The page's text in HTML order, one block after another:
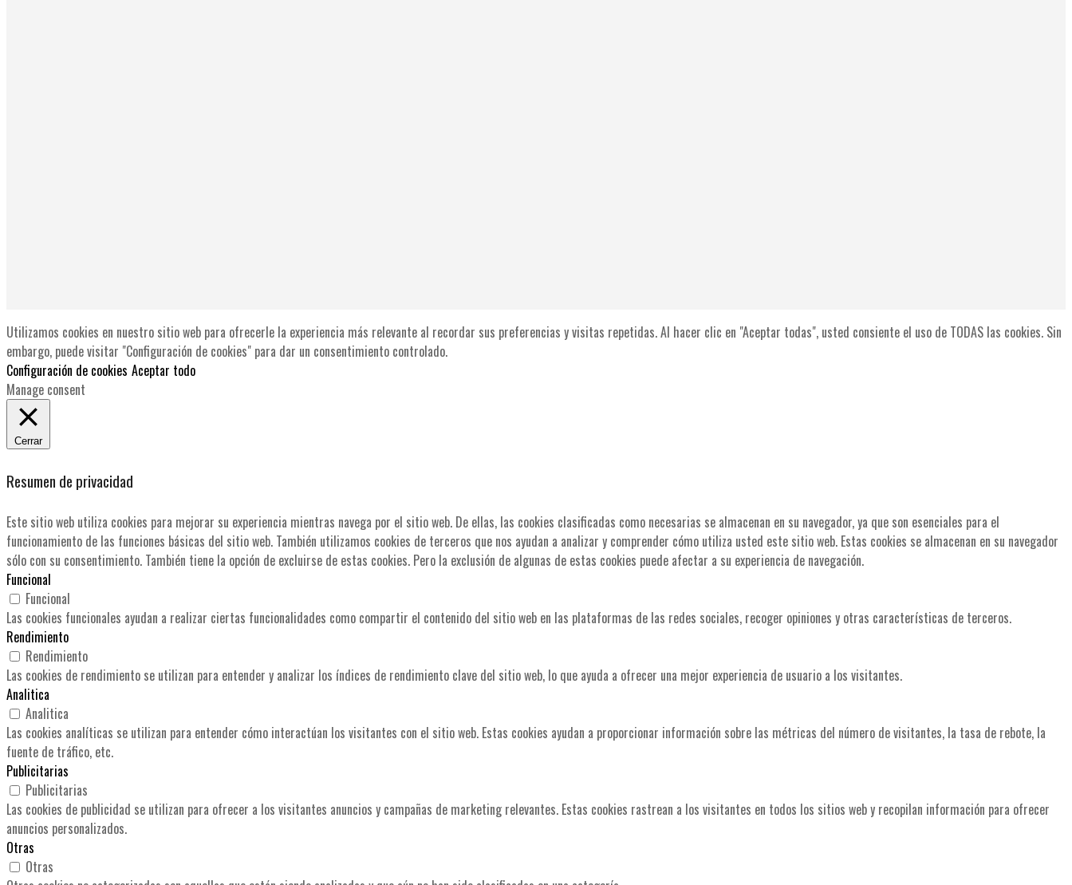
Utilizamos cookies en nuestro sitio web para ofrecerle la experiencia más relevante al recordar sus preferencias y visitas repetidas. Al hacer clic en "Aceptar todas", usted consiente el uso de TODAS las cookies. Sin
embargo, puede visitar "Configuración de cookies" para dar un consentimiento controlado.
Configuración de cookies Aceptar todo
Manage consent
Cerrar
Resumen de privacidad
Este sitio web utiliza cookies para mejorar su experiencia mientras navega por el sitio web. De ellas, las cookies clasificadas como necesarias se almacenan en su navegador, ya que son esenciales para el
funcionamiento de las funciones básicas del sitio web. También utilizamos cookies de terceros que nos ayudan a analizar y comprender cómo utiliza usted este sitio web. Estas cookies se almacenan en su navegador
sólo con su consentimiento. También tiene la opción de excluirse de estas cookies. Pero la exclusión de algunas de estas cookies puede afectar a su experiencia de navegación.
Funcional
Funcional
Las cookies funcionales ayudan a realizar ciertas funcionalidades como compartir el contenido del sitio web en las plataformas de las redes sociales, recoger opiniones y otras características de terceros.
Rendimiento
Rendimiento
Las cookies de rendimiento se utilizan para entender y analizar los índices de rendimiento clave del sitio web, lo que ayuda a ofrecer una mejor experiencia de usuario a los visitantes.
Analitica
Analitica
Las cookies analíticas se utilizan para entender cómo interactúan los visitantes con el sitio web. Estas cookies ayudan a proporcionar información sobre las métricas del número de visitantes, la tasa de rebote, la
fuente de tráfico, etc.
Publicitarias
Publicitarias
Las cookies de publicidad se utilizan para ofrecer a los visitantes anuncios y campañas de marketing relevantes. Estas cookies rastrean a los visitantes en todos los sitios web y recopilan información para ofrecer
anuncios personalizados.
Otras
Otras